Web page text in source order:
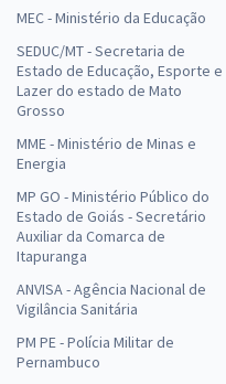
MEC - Ministério da Educação
SEDUC/MT - Secretaria de
Estado de Educação, Esporte e
Lazer do estado de Mato
Grosso
MME - Ministério de Minas e
Energia
MP GO - Ministério Público do
Estado de Goiás - Secretário
Auxiliar da Comarca de
Itapuranga
ANVISA - Agência Nacional de
Vigilância Sanitária
PM PE - Polícia Militar de
Pernambuco